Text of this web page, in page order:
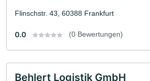
Flinschstr. 43, 60388 Frankfurt
0.0 (0 Bewertungen)
Behlert Logistik GmbH